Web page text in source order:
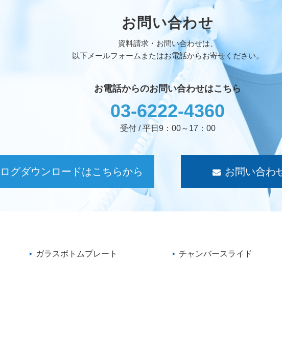
お問い合わせ
資料請求・お問い合わせは、
以下メールフォームまたはお電話からお寄せください。
お電話からのお問い合わせはこちら
03-6222-4360
受付 / 平日9：00～17：00
グダウンロードはこちらから お問い合わ
ガラスボトムプレート チャンバースライド